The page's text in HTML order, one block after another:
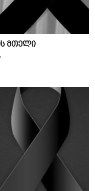
მთელი